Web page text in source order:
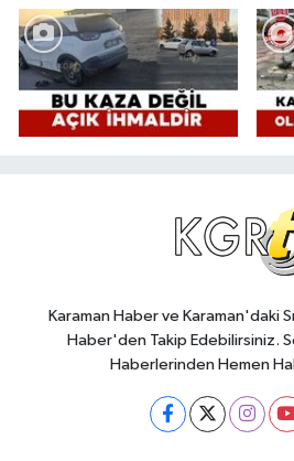
Karaman Haber ve Karaman'daki
Haber'den Takip Edebilirsiniz.
Haberlerinden Hemen